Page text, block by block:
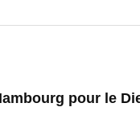
pour le